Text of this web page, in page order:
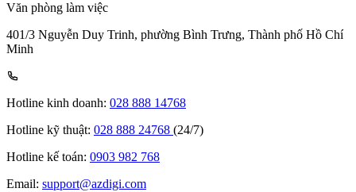
Văn phòng làm việc
401/3 Nguyễn Duy Trinh, phường Bình Trưng, Thành phố Hồ Chí
Minh
Hotline kinh doanh: 028 888 14768
Hotline kỹ thuật: 028 888 24768 (24/7)
Hotline kế toán: 0903 982 768
Email: support@azdigi.com